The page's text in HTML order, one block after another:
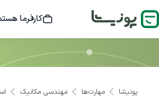
کارفرما
پونیشا مهارت‌ها مهندسی مکانیک